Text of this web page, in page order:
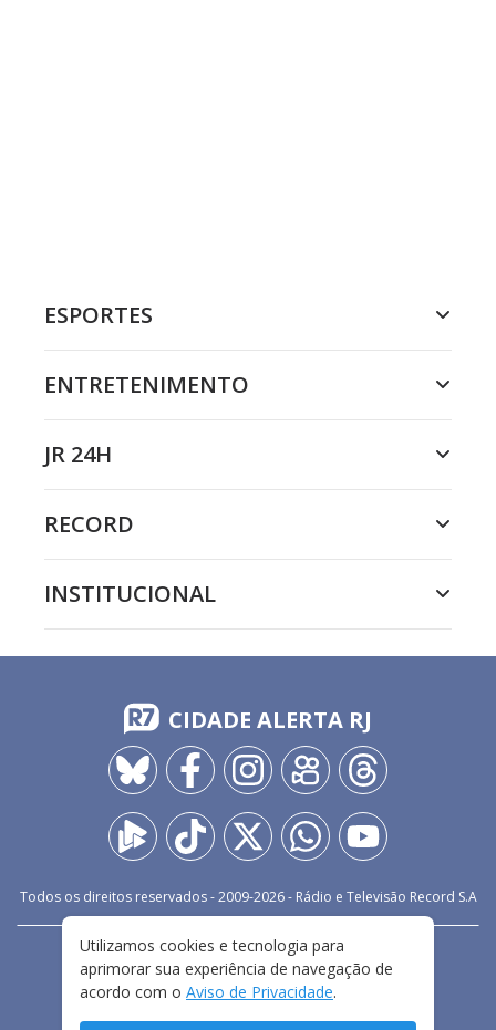
ESPORTES
ENTRETENIMENTO
JR 24H
RECORD
INSTITUCIONAL
CIDADE ALERTA RJ
Todos os direitos reservados - 2009-2026- Rádio e Televisão Record S.A
FALE CONOSCO
PRIVACIDADE
TERMOS E CONDIÇÕES DE USO
Utilizamos cookies e tecnologia para
aprimorar sua experiência de navegação de
acordo com o Aviso de Privacidade.